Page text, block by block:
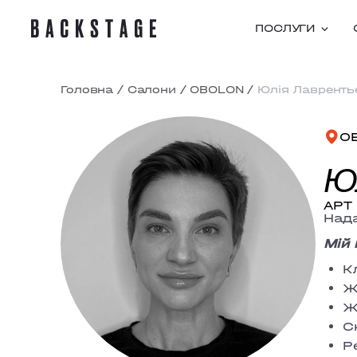
ПОСЛУГИ
Головна / Салони / OBOLON / Юлiя
АРТ
Мій